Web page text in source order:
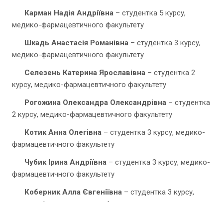
Карман Надія Андріївна – студентка 5 курсу,
медико-фармацевтичного факультету
Шкадь Анастасія Романівна – студентка 3 курсу,
медико-фармацевтичного факультету
Селезень Катерина Ярославівна – студентка 2
курсу, медико-фармацевтичного факультету
Рогожина Олександра Олександрівна – студентка
2 курсу, медико-фармацевтичного факультету
Котик Анна Олегівна – студентка 3 курсу, медико-
фармацевтичного факультету
Чубик Ірина Андріївна – студентка 3 курсу, медико-
фармацевтичного факультету
Коберник Алла Євгеніївна – студентка 3 курсу,